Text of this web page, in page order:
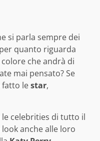
si parla sempre dei
per quanto riguarda
che andrà di
mai pensato? Se
fatto lestar,
celebrities di tutto il
anche alle loro